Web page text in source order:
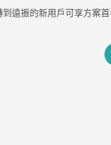
遠振的新用戶可享方案